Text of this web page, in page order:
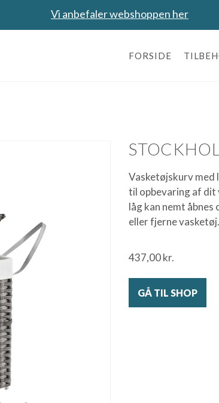
Vi anbefaler webshoppen her
FORSIDE
Vasketøjskurv med
til opbevaring af dit
låg kan nemt
eller fjerne
437,00kr.
GÅ TIL SHOP